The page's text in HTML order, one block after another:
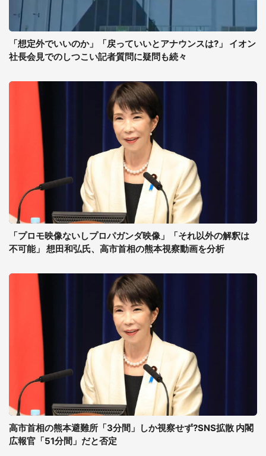
「想定外でいいのか」「戻っていいとアナウンスは?」 イオン
社長会見でのしつこい記者質問に疑問も続々
「プロモ映像ないしプロパガンダ映像」「それ以外の解釈は
不可能」 想田和弘氏、高市首相の熊本視察動画を分析
高市首相の熊本避難所「3分間」しか視察せず?SNS拡散 内閣
広報官「51分間」だと否定